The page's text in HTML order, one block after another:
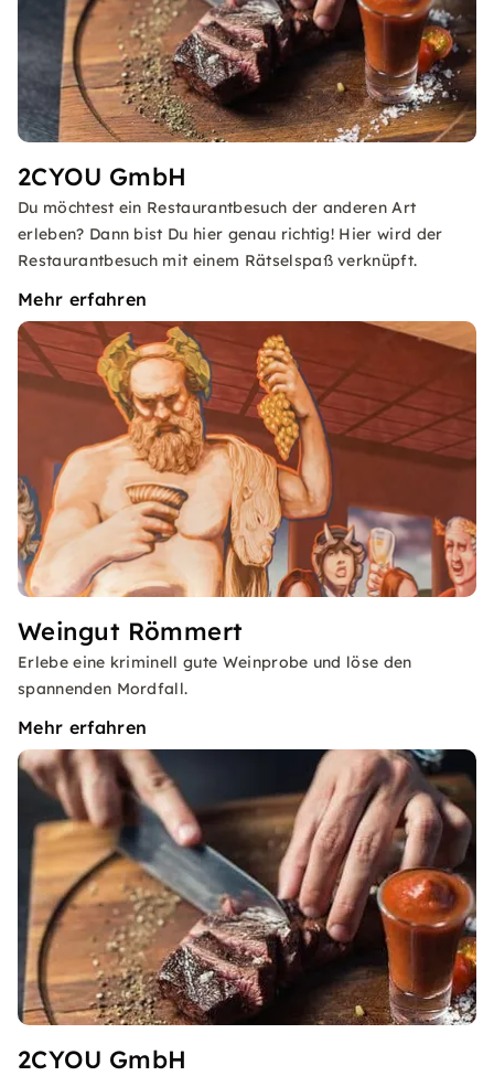
2CYOU GmbH
Du möchtest ein Restaurantbesuch der anderen Art
erleben? Dann bist Du hier genau richtig! Hier wird der
Restaurantbesuch mit einem Rätselspaß verknüpft.
Mehr erfahren
Weingut Römmert
Erlebe eine kriminell gute Weinprobe und löse den
spannenden Mordfall.
Mehr erfahren
2CYOU GmbH